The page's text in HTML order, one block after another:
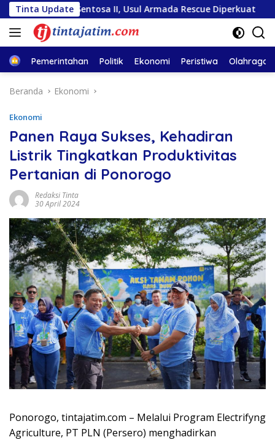
Langsung
ke
konten
Tinta Update
Sentosa II, Usul Armada Rescue Diperkuat Sambut
HomePemerintahan Politik Ekonomi Peristiwa Olahraga
Beranda Ekonomi
Ekonomi
Panen Raya Sukses, Kehadiran
Listrik Tingkatkan Produktivitas
Pertanian di Ponorogo
Redaksi Tinta
30 April 2024
Ponorogo, tintajatim.com – Melalui Program Electrifyng
Agriculture, PT PLN (Persero) menghadirkan